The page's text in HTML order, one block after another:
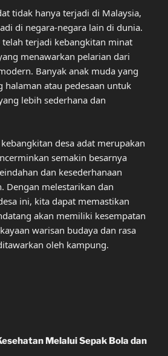
tidak hanya terjadi di Malaysia,
di negara-negara lain di dunia.
telah terjadi kebangkitan minat
menawarkan pelarian dari
Banyak anak muda yang
halaman atau pedesaan untuk
lebih sederhana dan
desa adat merupakan
semakin besarnya
dan kesederhanaan
Dengan melestarikan dan
ini, kita dapat memastikan
akan memiliki kesempatan
warisan budaya dan rasa
oleh kampung.
Melalui Sepak Bola dan